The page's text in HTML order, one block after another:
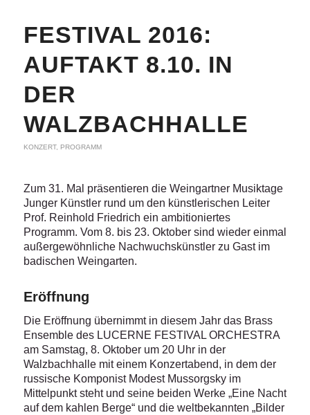
FESTIVAL 2016:
AUFTAKT 8.10. IN
DER
WALZBACHHALLE
KONZERT, PROGRAMM
Zum 31. Mal präsentieren die Weingartner Musiktage
Junger Künstler rund um den künstlerischen Leiter
Prof. Reinhold Friedrich ein ambitioniertes
Programm. Vom 8. bis 23. Oktober sind wieder einmal
außergewöhnliche Nachwuchskünstler zu Gast im
badischen Weingarten.
Eröffnung
Die Eröffnung übernimmt in diesem Jahr das Brass
Ensemble des LUCERNE FESTIVAL ORCHESTRA
am Samstag, 8. Oktober um 20 Uhr in der
Walzbachhalle mit einem Konzertabend, in dem der
russische Komponist Modest Mussorgsky im
Mittelpunkt steht und seine beiden Werke „Eine Nacht
auf dem kahlen Berge“ und die weltbekannten „Bilder